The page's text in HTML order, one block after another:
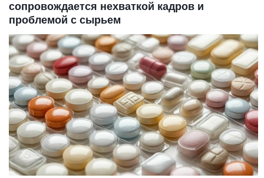
сопровождается нехваткой кадров и
проблемой с сырьем